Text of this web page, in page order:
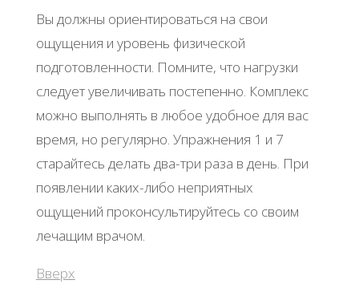
Вы должны ориентироваться на свои
ощущения и уровень физической
подготовленности. Помните, что нагрузки
следует увеличивать постепенно. Комплекс
можно выполнять в любое удобное для вас
время, но регулярно. Упражнения 1 и 7
старайтесь делать два-три раза в день. При
появлении каких-либо неприятных
ощущений проконсультируйтесь со своим
лечащим врачом.
Вверх